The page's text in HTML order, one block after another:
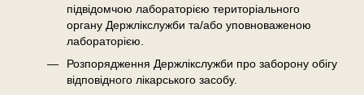
підвідомчою лабораторією територіального
органу Держлікслужби та/або уповноваженою
лабораторією.
Розпорядження Держлікслужби про заборону обігу
відповідного лікарського засобу.